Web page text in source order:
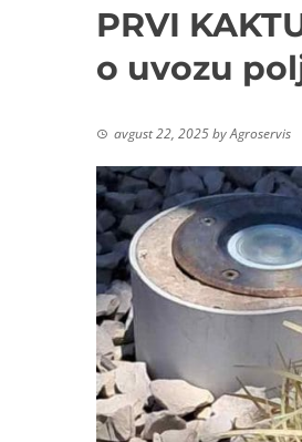
PRVI
o uvozu
avgust 22, 2025byAgroservis